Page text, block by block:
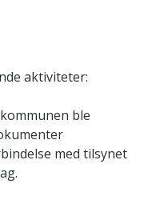
aktiviteter:
ble
med tilsynet